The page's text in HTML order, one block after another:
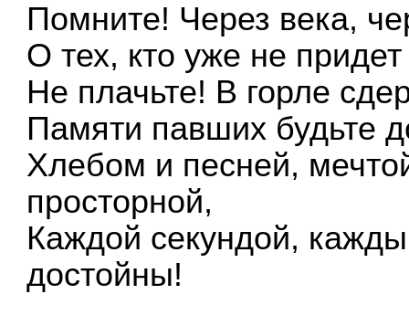
Помните! Через века,
О тех, кто уже не
Не плачьте! В горле
Памяти павших будьте
Хлебом и песней,
просторной,
Каждой секундой,
достойны!